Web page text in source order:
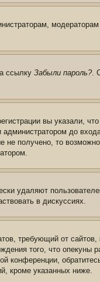
ссылку Забыли пароль?.
вы указали,
до
получено, то
удаляют
в дискуссиях.
требующий от сайтов,
того, что опекуны
конференции,
кроме указанных ниже.